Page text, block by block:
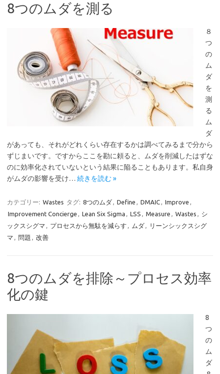
8つのムダを測る
８
つ
の
ム
ダ
を
測
る
ム
ダ
があっても、それがどれくらい存在するかは調べてみるまで分から
ずじまいです。ですからここを勘に頼ると、ムダを削減したはずな
のに効率化されていないという結果に陥ることもあります。私自身
がムダの影響を受け… 続きを読む »
カテゴリー: Wastes タグ: 8つのムダ, Define , DMAIC, Improve ,
Improvement Concierge , Lean Six Sigma , LSS , Measure , Wastes , シ
ックスシグマ , プロセスから無駄を減らす , ムダ,
リーンシックスシグ
マ , 問題 , 改善
8つのムダを排除～プロセス効率
化の鍵
8
つ
の
ム
ダ